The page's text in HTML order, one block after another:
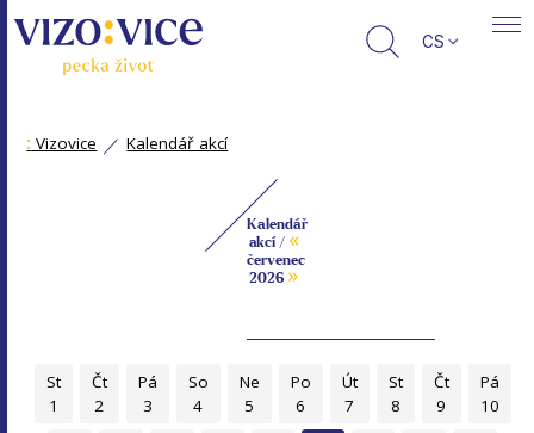
CS
: Vizovice Kalendář akcí
Kalendář
akcí / «
červenec
2026 »
St
1
Čt
2
Pá
3
So
4
Ne
5
Po
6
Út
7
St
8
Čt
9
Pá
10